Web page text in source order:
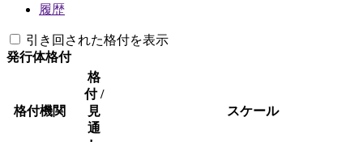
履歴
引き回された格付を表示
発行体格付
格付機関
格
付 /
見
通
スケール